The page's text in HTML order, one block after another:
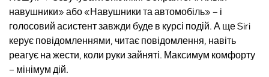
навушники» або «Навушники та автомобіль» – і
голосовий асистент завжди буде в курсі подій. А ще Siri
керує повідомленнями, читає повідомлення, навіть
реагує на жести, коли руки зайняті. Максимум комфорту
– мінімум дій.